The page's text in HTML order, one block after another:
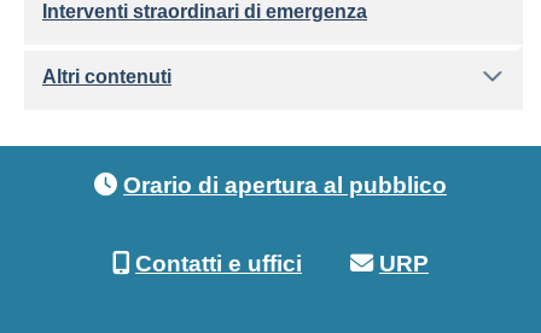
Interventi straordinari di emergenza
Altri contenuti
Orario di apertura al pubblico
Contatti e uffici URP